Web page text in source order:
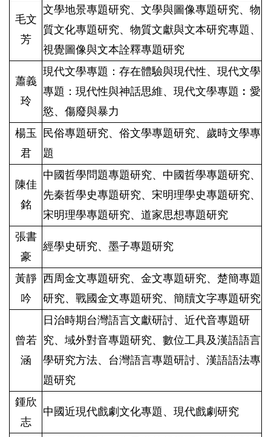
毛文
芳
文學地景專題研究、文學與圖像專題研究、 物
質文化專題研究、物質文獻與文本研究專題、
視覺圖像與文本詮釋專題研究
蕭義
玲
現代文學專題：存在體驗與現代性、現代文學
專題：現代性與神話思維、現代文學專題︰愛
慾、傷廢與暴力
楊玉
君
民俗專題研究、俗文學專題研究、歲時文學專
題
陳佳
銘
中國哲學問題專題研究、中國哲學專題研究、
先秦哲學史專題研究、宋明理學史專題研究、
宋明理學專題研究、道家思想專題研究
張書
豪
經學史研究、 墨子專題研究
黃靜
吟
西周金文專題研究、金文專題研究、楚簡專題
研究、戰國金文專題研究、簡牘文字專題研究
曾若
涵
日治時期台灣語言文獻研討、 近代音專題研
究、 域外對音專題研究、數位工具及漢語語言
學研究方法、台灣語言專題研討、漢語語法專
題研究
鍾欣
志
中國近現代戲劇文化專題、 現代戲劇研究